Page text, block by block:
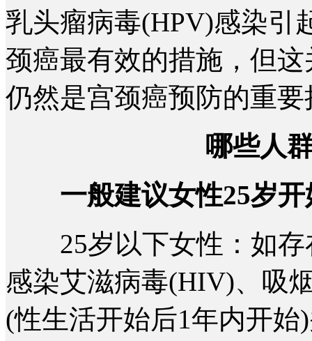
乳头瘤病毒(HPV)感染引
颈癌最有效的措施，但
仍然是宫颈癌预防的重要
哪些人
一般建议女性25岁
25岁以下女性：如存
感染艾滋病毒(HIV)、吸
(性生活开始后1年内开